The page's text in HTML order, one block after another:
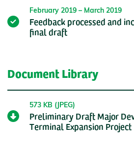
February 2019 – March 2019
Feedback processed and
final draft
Document Library
573 KB (JPEG)
Preliminary Draft Major
Terminal Expansion Project